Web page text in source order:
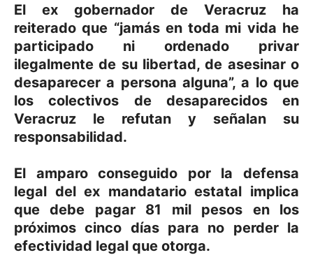
El ex gobernador de Veracruz ha
reiterado que “jamás en toda mi vida he
participado ni ordenado privar
ilegalmente de su libertad, de asesinar o
desaparecer a persona alguna”, a lo que
los colectivos de desaparecidos en
Veracruz le refutan y señalan su
responsabilidad.
El amparo conseguido por la defensa
legal del ex mandatario estatal implica
que debe pagar 81 mil pesos en los
próximos cinco días para no perder la
efectividad legal que otorga.